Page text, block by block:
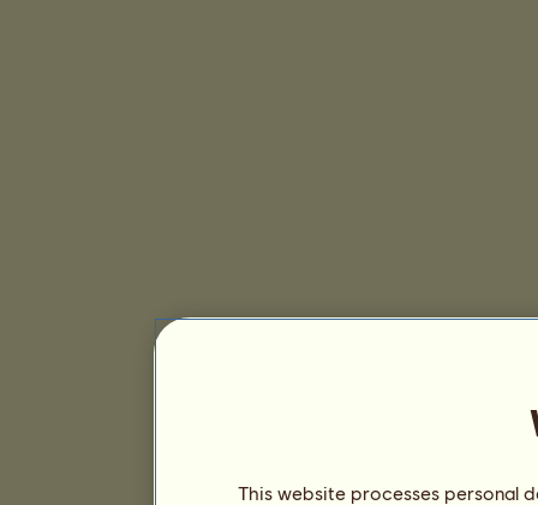
This website processes personal